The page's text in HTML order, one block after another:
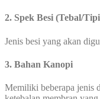
2. Spek Besi (Tebal/
Jenis besi yang akan
3. Bahan Kanopi
Memiliki beberapa jenis